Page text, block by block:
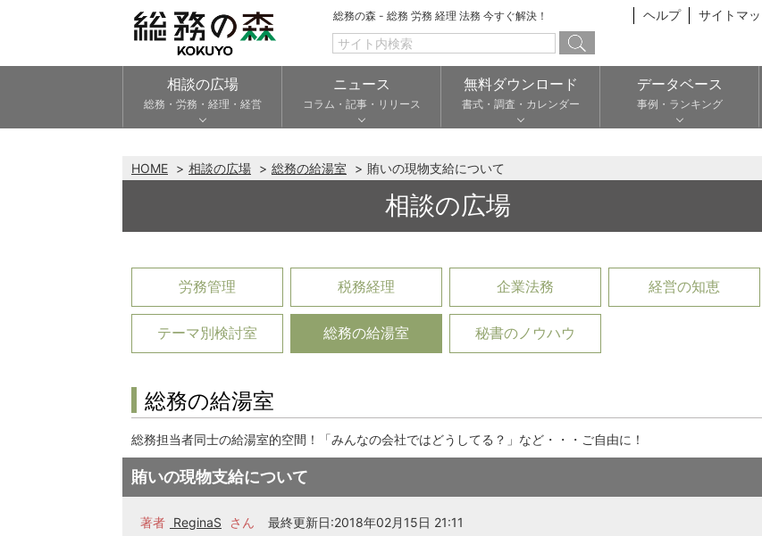
総務の森 - 総務 労務 経理 法務 今すぐ解決！ ヘルプ サイトマ
相談の広場
総務・労務・経理・経営
ニュース
コラム・記事・リリース
無料ダウンロード
書式・調査・カレンダー
データベース
事例・ランキング
HOME 相談の広場 総務の給湯室 賄いの現物支給について
相談の広場
労務管理 税務経理 企業法務 経営の知恵
テーマ別検討室 総務の給湯室 秘書のノウハウ
総務の給湯室
総務担当者同士の給湯室的空間！「みんなの会社ではどうしてる？」など・・・ご自由に！
賄いの現物支給について
著者 ReginaS さん 最終更新日:2018年02月15日 21:11